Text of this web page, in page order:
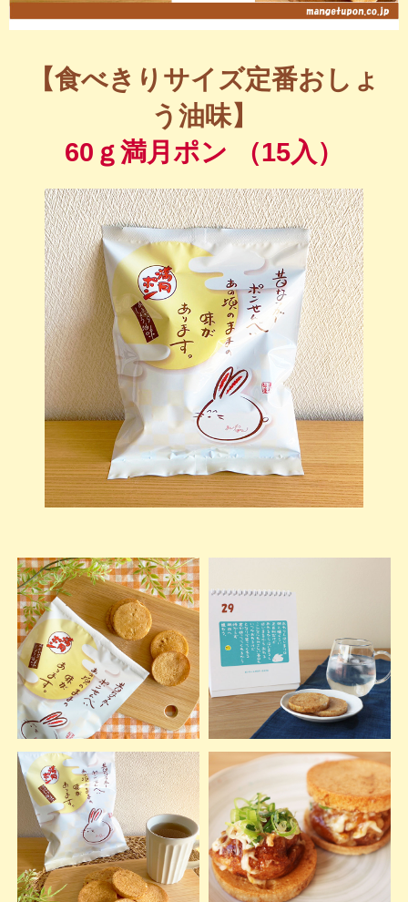
【食べきりサイズ定番おしょ
う油味】
60ｇ満月ポン （15入）